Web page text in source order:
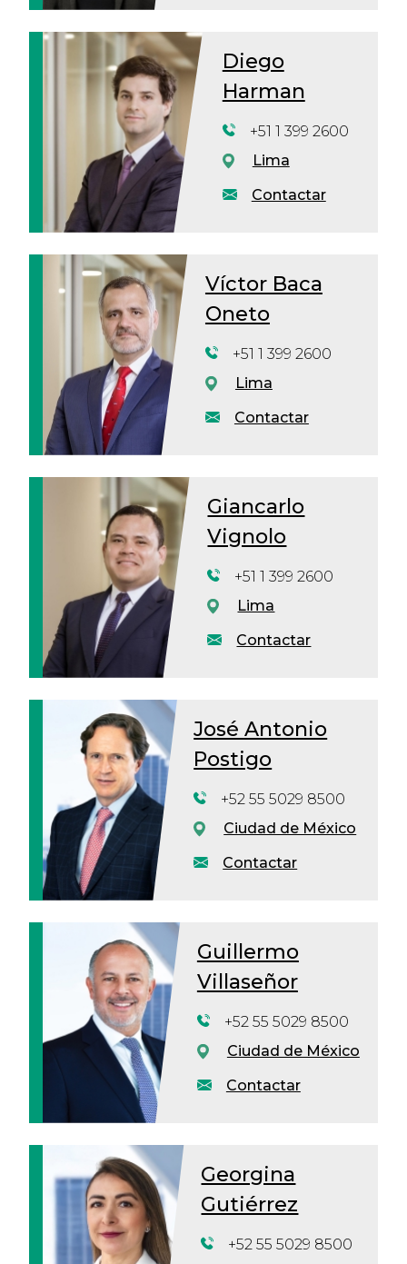
Diego
Harman
Contactar
+51 1 399 2600
Lima
Víctor Baca
Oneto
Contactar
+51 1 399 2600
Lima
Giancarlo
Vignolo
Contactar
+51 1 399 2600
Lima
José Antonio
Postigo
Contactar
+52 55 5029 8500
Ciudad de México
Guillermo
Villaseñor
Contactar
+52 55 5029 8500
Ciudad de México
Georgina
Gutiérrez
+52 55 5029 8500